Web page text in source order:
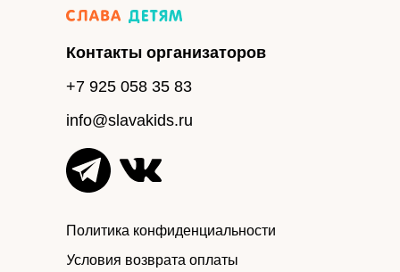
info@slavakids.ru
Контакты организаторов
+7 925 058 35 83
Политика конфиденциальности
Условия возврата оплаты